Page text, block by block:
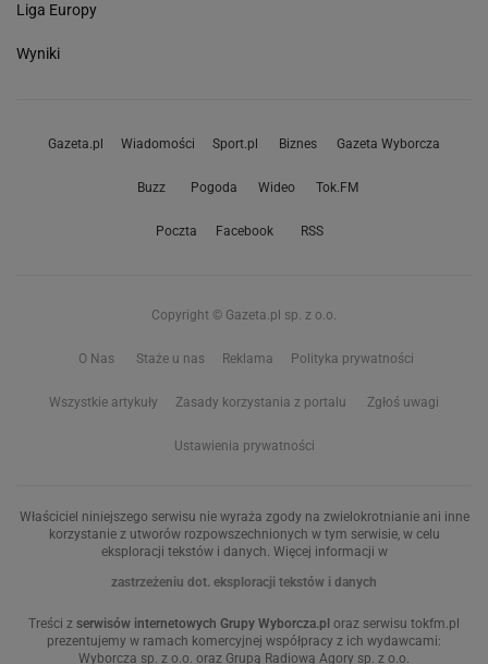
Liga Europy
Wyniki
Gazeta.pl Wiadomości Sport.pl Biznes Gazeta Wyborcza
Buzz Pogoda Wideo Tok.FM
Poczta Facebook RSS
Copyright © Gazeta.pl sp. z o.o.
O Nas Staże u nas Reklama Polityka prywatności
Wszystkie artykuły Zasady korzystania z portalu Zgłoś uwagi
Ustawienia prywatności
Właściciel niniejszego serwisu nie wyraża zgody na zwielokrotnianie ani inne
korzystanie z utworów rozpowszechnionych w tym serwisie, w celu
eksploracji tekstów i danych. Więcej informacji w
zastrzeżeniu dot. eksploracji tekstów i danych
Treści z serwisów internetowych Grupy Wyborcza.pl oraz serwisu tokfm.pl
prezentujemy w ramach komercyjnej współpracy z ich wydawcami:
Wyborcza sp. z o.o. oraz Grupą Radiową Agory sp. z o.o.